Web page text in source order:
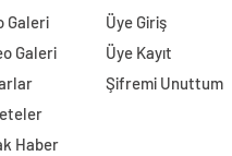
Galeri
Galeri
Haber
Üye Giriş
Üye Kayıt
Şifremi Unuttum